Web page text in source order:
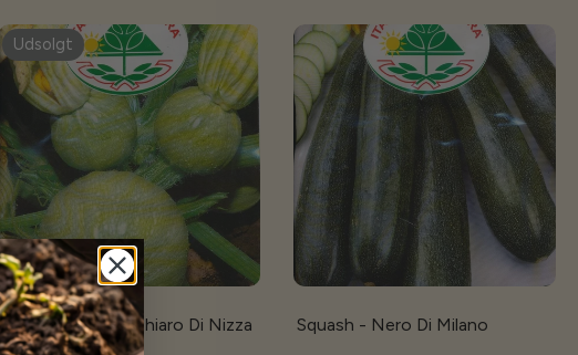
Udsolgt
Squash - Tondo Chiaro Di Nizza Squash - Nero Di Milano